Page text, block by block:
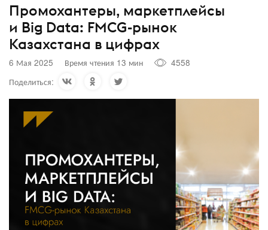
Промохантеры, маркетплейсы
и Big Data: FMCG-рынок
Казахстана в цифрах
6 Мая 2025 Время чтения 13 мин
4558
Поделиться: